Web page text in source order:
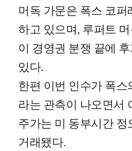
머독 가문은 폭스 코
하고 있으며, 루퍼트
이 경영권 분쟁 끝에
있다.
한편 이번 인수가 폭
라는 관측이 나오면서
주가는 미 동부시간
거래됐다.